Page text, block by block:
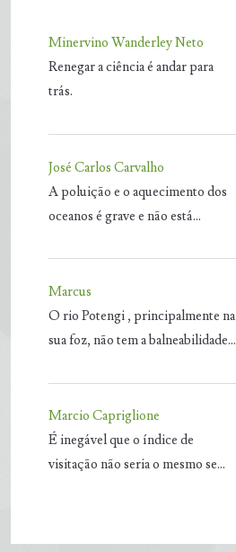
Minervino Wanderley Neto
Renegar a ciência é andar para
trás.
José Carlos Carvalho
A poluição e o aquecimento dos
oceanos é grave e não está…
Marcus
O rio Potengi , principalmente na
sua foz, não tem a balneabilidade…
Marcio Capriglione
É inegável que o índice de
visitação não seria o mesmo se…